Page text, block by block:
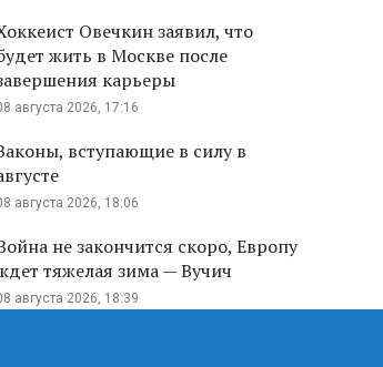
Овечкин заявил, что
жить в Москве после
карьеры
августа 2026, 17:16
вступающие в силу в
августа 2026, 18:06
не закончится скоро, Европу
тяжелая зима — Вучич
августа 2026, 18:39